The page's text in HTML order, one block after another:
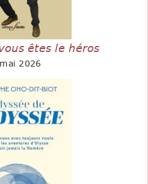
êtes le héros
2026